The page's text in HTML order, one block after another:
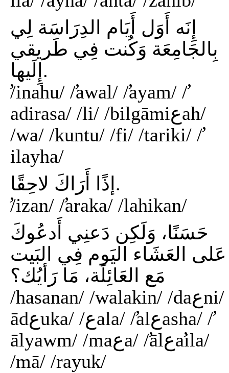
إِنَه أَوَل أَيَام الدِرَاسَة لِي
بِالجَامِعَة وَكُنت فِي طَريقي
إِلَيها.
/̛inahu/ /̛awal/ /̛ayam/ /̛
adirasa/ /li/ /bilgāmiعah/
/wa/ /kuntu/ /fi/ /tariki/ /̛
ilayha/
إذًا أَرَاكَ لاحِقًا.
/̛izan/ /̛araka/ /lahikan/
حَسَنًا، وَلَكِن دَعنِي أَدعُوكَ
عَلى العَشَاء اليَوم فِي البَيت
مَع العَائِلَة، مَا رَأيُك؟
/hasanan/ /walakin/ /daعni/ /̛
ādعuka/ /عala/ /̛alعasha/ /̛
ālyawm/ /maعa/ /̛ālعa̛ila/
/mā/ /rayuk/